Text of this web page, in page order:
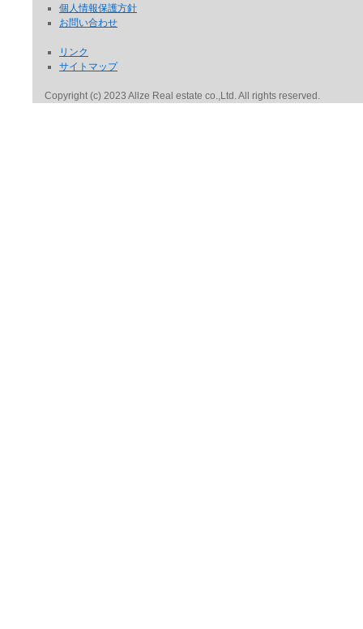
個人情報保護方針
お問い合わせ
リンク
サイトマップ
Copyright (c) 2023 Allze Real estate co.,Ltd. All rights reserved.